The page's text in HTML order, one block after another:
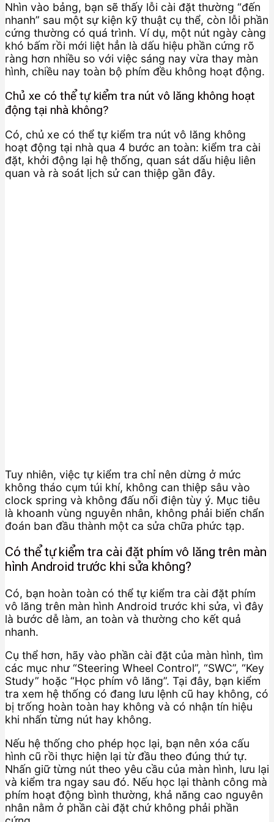
Nhìn vào bảng, bạn sẽ thấy lỗi cài đặt thường “đến
nhanh” sau một sự kiện kỹ thuật cụ thể, còn lỗi phần
cứng thường có quá trình. Ví dụ, một nút ngày càng
khó bấm rồi mới liệt hẳn là dấu hiệu phần cứng rõ
ràng hơn nhiều so với việc sáng nay vừa thay màn
hình, chiều nay toàn bộ phím đều không hoạt động.
Chủ xe có thể tự kiểm tra nút vô lăng không hoạt
động tại nhà không?
Có, chủ xe có thể tự kiểm tra nút vô lăng không
hoạt động tại nhà qua 4 bước an toàn: kiểm tra cài
đặt, khởi động lại hệ thống, quan sát dấu hiệu liên
quan và rà soát lịch sử can thiệp gần đây.
Tuy nhiên, việc tự kiểm tra chỉ nên dừng ở mức
không tháo cụm túi khí, không can thiệp sâu vào
clock spring và không đấu nối điện tùy ý. Mục tiêu
là khoanh vùng nguyên nhân, không phải biến chẩn
đoán ban đầu thành một ca sửa chữa phức tạp.
Có thể tự kiểm tra cài đặt phím vô lăng trên màn
hình Android trước khi sửa không?
Có, bạn hoàn toàn có thể tự kiểm tra cài đặt phím
vô lăng trên màn hình Android trước khi sửa, vì đây
là bước dễ làm, an toàn và thường cho kết quả
nhanh.
Cụ thể hơn, hãy vào phần cài đặt của màn hình, tìm
các mục như “Steering Wheel Control”, “SWC”, “Key
Study” hoặc “Học phím vô lăng”. Tại đây, bạn kiểm
tra xem hệ thống có đang lưu lệnh cũ hay không, có
bị trống hoàn toàn hay không và có nhận tín hiệu
khi nhấn từng nút hay không.
Nếu hệ thống cho phép học lại, bạn nên xóa cấu
hình cũ rồi thực hiện lại từ đầu theo đúng thứ tự.
Nhấn giữ từng nút theo yêu cầu của màn hình, lưu lại
và kiểm tra ngay sau đó. Nếu học lại thành công mà
phím hoạt động bình thường, khả năng cao nguyên
nhân nằm ở phần cài đặt chứ không phải phần